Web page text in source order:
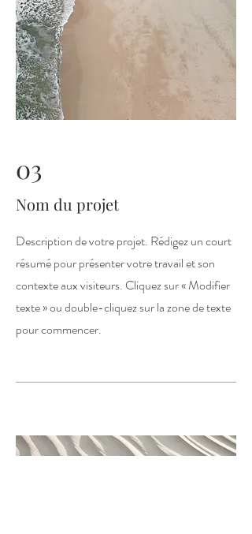
03
Nom du projet
Description de votre projet. Rédigez un court
résumé pour présenter votre travail et son
contexte aux visiteurs. Cliquez sur « Modifier
texte » ou double-cliquez sur la zone de texte
pour commencer.